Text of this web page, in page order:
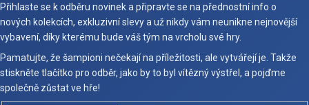
Přihlaste se k odběru novinek a připravte se na přednostní info o
nových kolekcích, exkluzivní slevy a už nikdy vám neunikne nejnovější
vybavení, díky kterému bude váš tým na vrcholu své hry.
Pamatujte, že šampioni nečekají na příležitosti, ale vytvářejí je. Takže
stiskněte tlačítko pro odběr, jako by to byl vítězný výstřel, a pojďme
společně zůstat ve hře!